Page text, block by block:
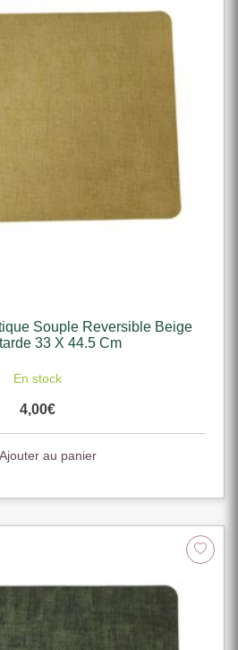
Souple Reversible Beige
33 X 44.5 Cm
En stock
4,00€
Ajouter au panier